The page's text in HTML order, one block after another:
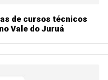
de cursos técnicos
Vale do Juruá